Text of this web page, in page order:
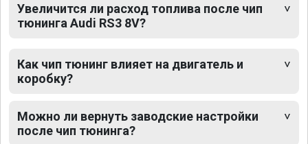
Увеличится ли расход топлива после чип
тюнинга Audi RS3 8V?
Как чип тюнинг влияет на двигатель и
коробку?
Можно ли вернуть заводские настройки
после чип тюнинга?